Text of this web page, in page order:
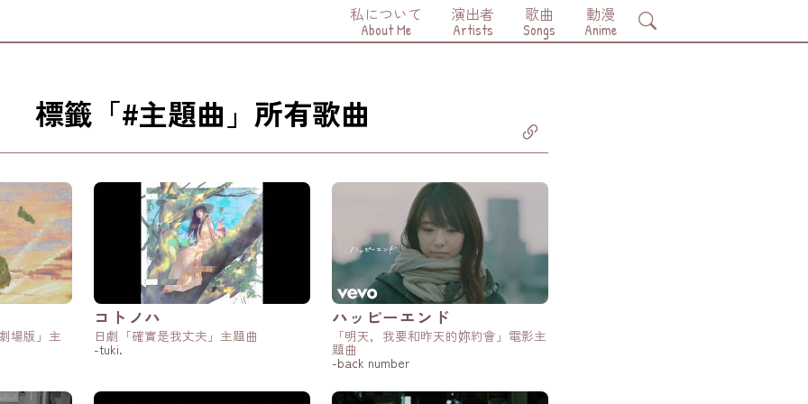
私について
About Me
演出者
Artists
歌曲
Songs
動漫
Anime
Search
標籤「#主題曲」所有歌曲
場版」主
コトノハ
日劇「確實是我丈夫」主題曲
-tuki.
ハッピーエンド
「明天，我要和昨天的妳約會」電影主
題曲
-back number